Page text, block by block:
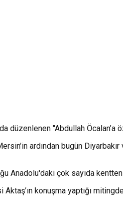
düzenlenen "Abdullah Öcalan’a
ardından bugün
Anadolu'daki çok sayıda kentten
konuşma yaptığı